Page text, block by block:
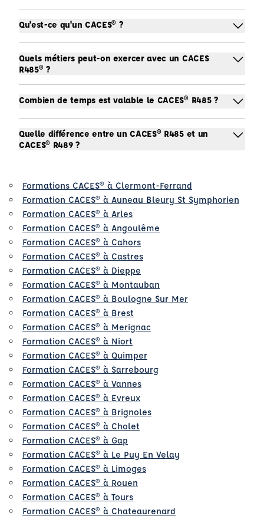
Qu'est-ce qu'un CACES® ?
Quels métiers peut-on exercer avec un CACES
R485® ?
Combien de temps est valable le CACES® R485 ?
Quelle différence entre un CACES® R485 et un
CACES® R489 ?
Formations CACES® à Clermont-Ferrand
Formation CACES® à Auneau Bleury St Symphorien
Formation CACES® à Arles
Formation CACES® à Angoulême
Formation CACES® à Cahors
Formation CACES® à Castres
Formation CACES® à Dieppe
Formation CACES® à Montauban
Formation CACES® à Boulogne Sur Mer
Formation CACES® à Brest
Formation CACES® à Merignac
Formation CACES® à Niort
Formation CACES® à Quimper
Formation CACES® à Sarrebourg
Formation CACES® à Vannes
Formation CACES® à Evreux
Formation CACES® à Brignoles
Formation CACES® à Cholet
Formation CACES® à Gap
Formation CACES® à Le Puy En Velay
Formation CACES® à Limoges
Formation CACES® à Rouen
Formation CACES® à Tours
Formation CACES® à Chateaurenard